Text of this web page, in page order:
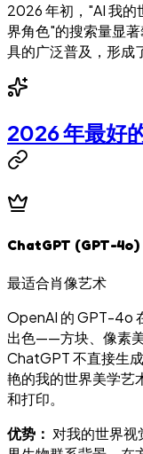
2026 年初，"AI 我的
界角色"的搜索量显
具的广泛普及，形成
2026 年最好
ChatGPT (GPT-4o)
最适合肖像艺术
OpenAI 的 GPT-4o
出色——方块、像素
ChatGPT 不直接生
艳的我的世界美学艺
和打印。
优势： 对我的世界